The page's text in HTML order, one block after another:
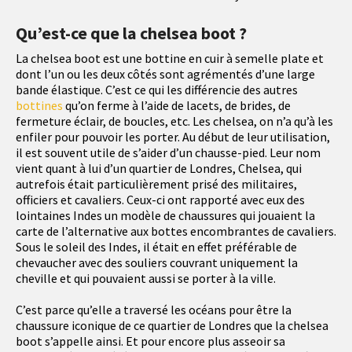
Qu’est-ce que la chelsea boot ?
La chelsea boot est une bottine en cuir à semelle plate et
dont l’un ou les deux côtés sont agrémentés d’une large
bande élastique. C’est ce qui les différencie des autres
bottines qu’on ferme à l’aide de lacets, de brides, de
fermeture éclair, de boucles, etc. Les chelsea, on n’a qu’à les
enfiler pour pouvoir les porter. Au début de leur utilisation,
il est souvent utile de s’aider d’un chausse-pied. Leur nom
vient quant à lui d’un quartier de Londres, Chelsea, qui
autrefois était particulièrement prisé des militaires,
officiers et cavaliers. Ceux-ci ont rapporté avec eux des
lointaines Indes un modèle de chaussures qui jouaient la
carte de l’alternative aux bottes encombrantes de cavaliers.
Sous le soleil des Indes, il était en effet préférable de
chevaucher avec des souliers couvrant uniquement la
cheville et qui pouvaient aussi se porter à la ville.
C’est parce qu’elle a traversé les océans pour être la
chaussure iconique de ce quartier de Londres que la chelsea
boot s’appelle ainsi. Et pour encore plus asseoir sa